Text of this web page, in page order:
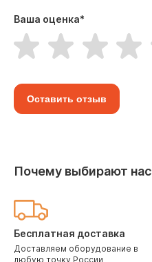
Ваша оценка*
Оставить отзыв
Почему выбирают нас
Бесплатная доставка
Доставляем оборудование в
любую точку России